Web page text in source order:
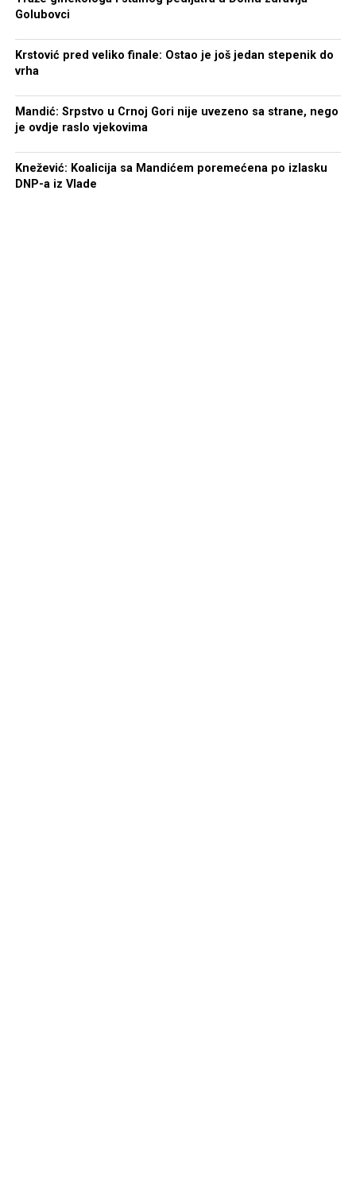
Golubovci
Krstović pred veliko finale: Ostao je još jedan stepenik do
vrha
Mandić: Srpstvo u Crnoj Gori nije uvezeno sa strane, nego
je ovdje raslo vjekovima
Knežević: Koalicija sa Mandićem poremećena po izlasku
DNP-a iz Vlade